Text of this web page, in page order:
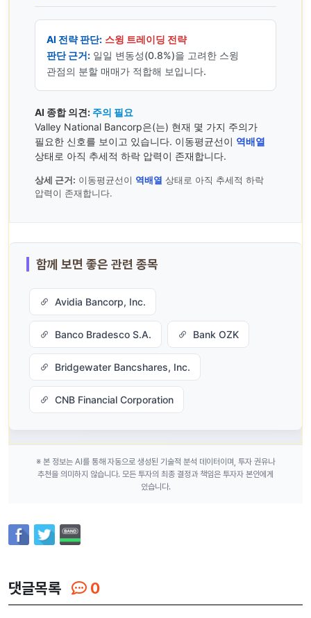
AI 전략 판단: 스윙 트레이딩 전략
판단 근거: 일일 변동성(0.8%)을 고려한 스윙
관점의 분할 매매가 적합해 보입니다.
AI 종합 의견: 주의 필요
Valley National Bancorp은(는) 현재 몇 가지 주의가
필요한 신호를 보이고 있습니다. 이동평균선이 역배열
상태로 아직 추세적 하락 압력이 존재합니다.
상세 근거: 이동평균선이 역배열 상태로 아직 추세적 하락
압력이 존재합니다.
함께 보면 좋은 관련 종목
Avidia Bancorp, Inc.
Banco Bradesco S.A. Bank OZK
Bridgewater Bancshares, Inc.
CNB Financial Corporation
※ 본 정보는 AI를 통해 자동으로 생성된 기술적 분석 데이터이며, 투자 권유나
추천을 의미하지 않습니다. 모든 투자의 최종 결정과 책임은 투자자 본인에게
있습니다.
댓글목록 0